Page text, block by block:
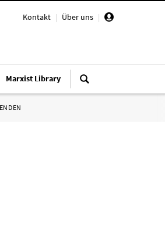
Kontakt | Über uns |
Marxist Library